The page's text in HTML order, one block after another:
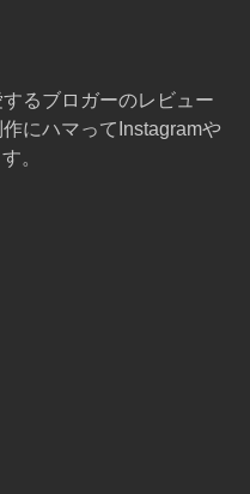
るブロガーのレビュー
にハマってInstagramや
。